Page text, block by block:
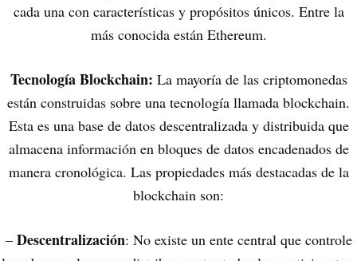
cada una con características y propósitos únicos. Entre la
más conocida están Ethereum.
Tecnología Blockchain: La mayoría de las criptomonedas
están construidas sobre una tecnología llamada blockchain.
Esta es una base de datos descentralizada y distribuida que
almacena información en bloques de datos encadenados de
manera cronológica. Las propiedades más destacadas de la
blockchain son:
– Descentralización: No existe un ente central que controle